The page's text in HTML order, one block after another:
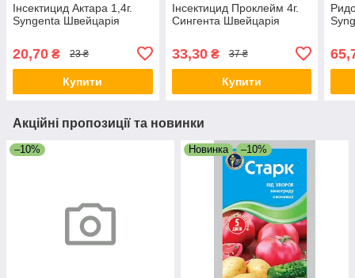
Інсектицид Актара 1,4г.
Syngenta Швейцарія
20,70 ₴ 23 ₴
Купити
Інсектицид Проклейм 4г.
Сингента Швейцарія
33,30₴ 37 ₴
Купити
Акційні пропозиції та новинки
–10% Новинка –10%